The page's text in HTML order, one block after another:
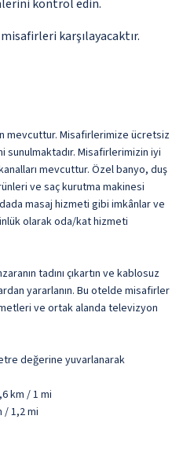
kontrol edin.
karşılayacaktır.
mevcuttur. Misafirlerimize ücretsiz
Misafirlerimizin iyi
mevcuttur. Özel banyo, duş
ve saç kurutma makinesi
masaj hizmeti gibi imkânlar ve
olarak oda/kat hizmeti
tadını çıkartın ve kablosuz
yararlanın. Bu otelde misafirler
ve ortak alanda televizyon
değerine yuvarlanarak
km / 1 mi
/ 1,2 mi